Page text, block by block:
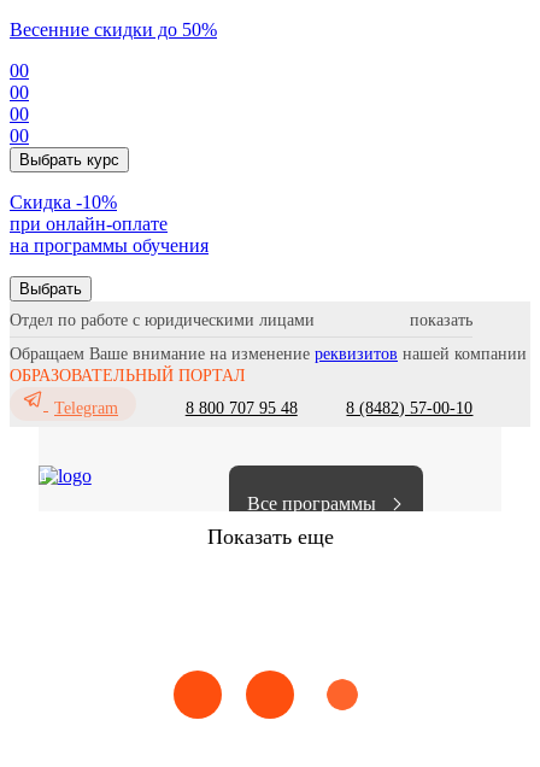
Весенние скидки до 50%
00
00
00
00
Выбрать курс
Cкидка -10%
при онлайн-оплате
на программы обучения
Выбрать
Отдел по работе с юридическими лицами
Обращаем Ваше внимание на изменение реквизитов нашей компании
ОБРАЗОВАТЕЛЬНЫЙ ПОРТАЛ
Telegram
8 800 707 95 48 8 (8482) 57-00-10
Все программы
Показать еще
Сестринское дело Эпидемиология Медицинская помощь
Выберите направление